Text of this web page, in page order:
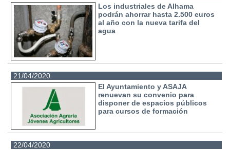
Los industriales de Alhama
podrán ahorrar hasta 2.500 euros
al año con la nueva tarifa del
agua
21/04/2020
El Ayuntamiento y ASAJA
renuevan su convenio para
disponer de espacios públicos
para cursos de formación
22/04/2020